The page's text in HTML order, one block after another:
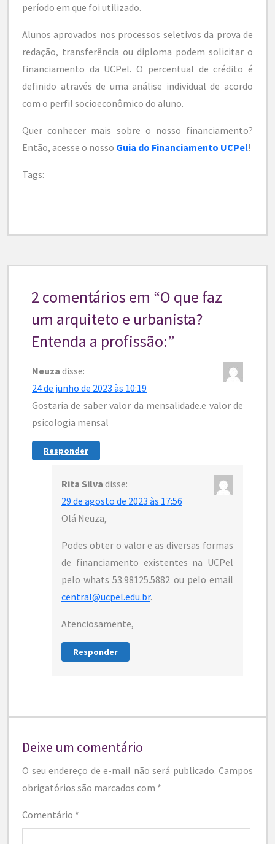
período em que foi utilizado.
Alunos aprovados nos processos seletivos da prova de
redação, transferência ou diploma podem solicitar o
financiamento da UCPel. O percentual de crédito é
definido através de uma análise individual de acordo
com o perfil socioeconômico do aluno.
Quer conhecer mais sobre o nosso financiamento?
Então, acesse o nosso Guia do Financiamento UCPel!
Tags:
2 comentários em “O que faz
um arquiteto e urbanista?
Entenda a profissão:”
Neuza disse:
24 de junho de 2023 às 10:19
Gostaria de saber valor da mensalidade.e valor de
psicologia mensal
Responder
Rita Silva disse:
29 de agosto de 2023 às 17:56
Olá Neuza,
Podes obter o valor e as diversas formas
de financiamento existentes na UCPel
pelo whats 53.98125.5882 ou pelo email
central@ucpel.edu.br.
Atenciosamente,
Responder
Deixe um comentário
O seu endereço de e-mail não será publicado. Campos
obrigatórios são marcados com *
Comentário *